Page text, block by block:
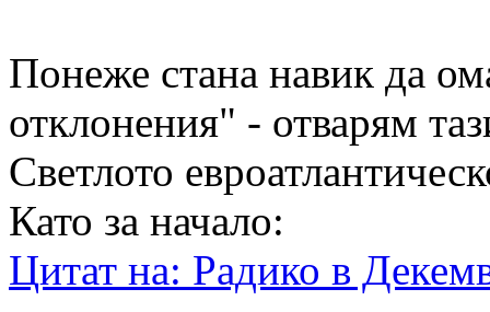
Понеже стана навик да
отклонения" - отварям
Светлото
Като за начало:
Цитат на: Радико в